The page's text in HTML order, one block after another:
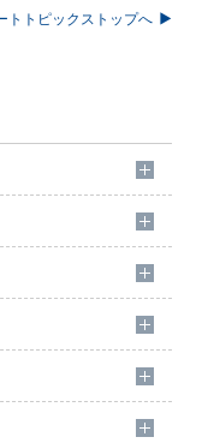
トトピックストップへ